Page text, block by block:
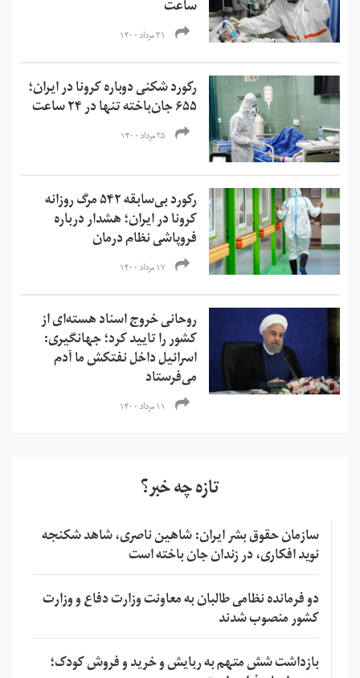
ساعت
۳۱ مرداد ۱۴۰۰
رکورد شکنی دوباره کرونا در ایران؛
۶۵۵ جان‌باخته تنها در ۲۴ ساعت
۲۵ مرداد ۱۴۰۰
رکورد بی‌سابقه ۵۴۲ مرگ روزانه
کرونا در ایران؛ هشدار درباره
فروپاشی نظام درمان
۱۷ مرداد ۱۴۰۰
روحانی خروج اسناد هسته‌ای از
کشور را تایید کرد؛ جهانگیری:
اسرائیل داخل نفتکش ما آدم
می‌فرستاد
۱۱ مرداد ۱۴۰۰
تازه چه خبر؟
سازمان حقوق بشر ایران: شاهین ناصری، شاهد شکنجه
نوید افکاری، در زندان جان باخته است
دو فرمانده نظامی طالبان به معاونت وزارت دفاع و وزارت
کشور منصوب شدند
بازداشت شش متهم به ربایش و خرید و فروش کودک؛